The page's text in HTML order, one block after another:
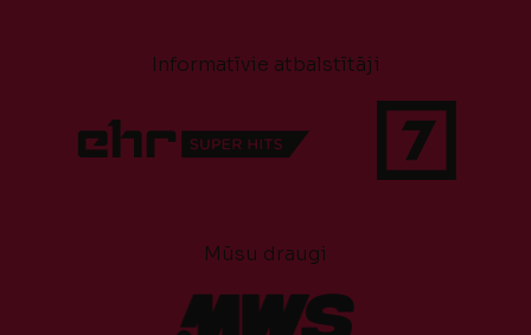
Informatīvie atbalstītāji
Mūsu draugi